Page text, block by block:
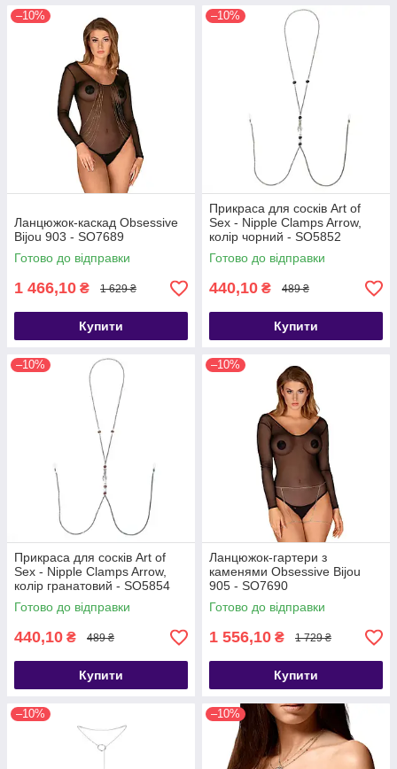
–10%
Ланцюжок-каскад Obsessive
Bijou 903 - SO7689
Готово до відправки
1 466,10 ₴ 1 629 ₴
Купити
–10%
Прикраса для сосків Art of
Sex - Nipple Clamps Arrow,
колір чорний - SO5852
Готово до відправки
440,10 ₴ 489 ₴
Купити
–10%
Прикраса для сосків Art of
Sex - Nipple Clamps Arrow,
колір гранатовий - SO5854
Готово до відправки
440,10 ₴ 489 ₴
Купити
–10%
Ланцюжок-гартери з
каменями Obsessive Bijou
905 - SO7690
Готово до відправки
1 556,10 ₴ 1 729 ₴
Купити
–10% –10%